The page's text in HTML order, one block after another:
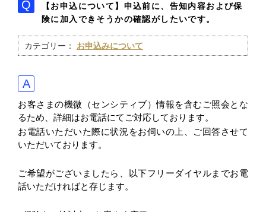
【お申込について】申込前に、告知内容および保
険に加入できそうかの確認がしたいです。
カテゴリー： お申込みについて
お客さまの機微（センシティブ）情報を含むご照会とな
るため、詳細はお電話にてご対応しております。
お電話いただいた際に状況をお伺いの上、ご回答させて
いただいております。
ご希望がございましたら、以下フリーダイヤルまでお電
話いただければと存じます。